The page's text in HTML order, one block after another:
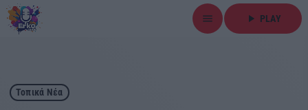
menu play_arrow PLAY
close
play_arrow ΕΡΚΟ
Τοπικά Νέα